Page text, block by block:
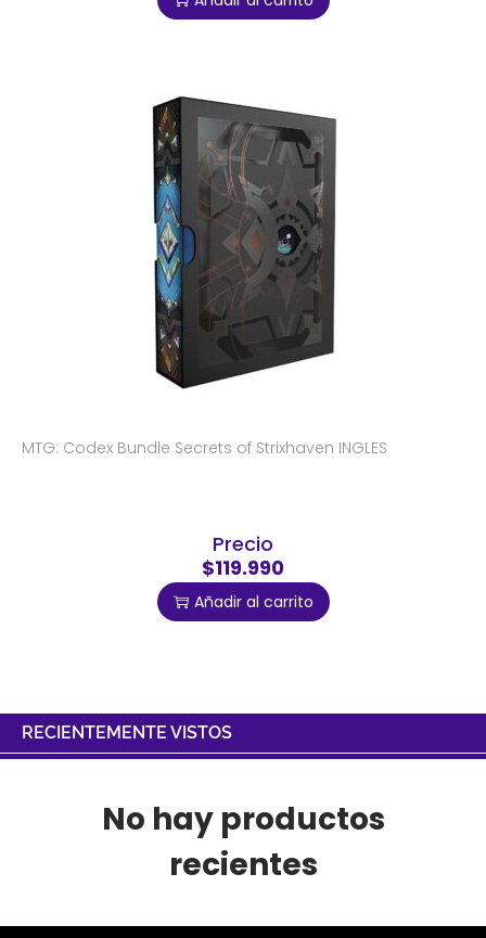
MTG: Codex Bundle Secrets of Strixhaven INGLES
Precio
$119.990
Añadir al carrito
RECIENTEMENTE VISTOS
No hay productos
recientes